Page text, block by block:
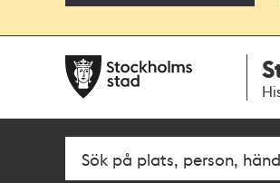
navigationen
huvudinnehållet
Fritextsök